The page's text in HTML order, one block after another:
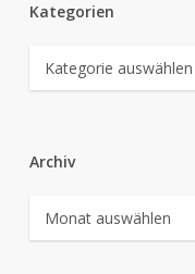
Kategorien
Kategorien
Archiv
Archiv